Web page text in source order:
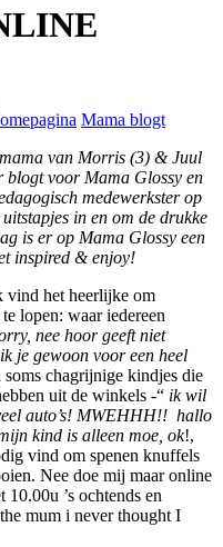
Mama blogt
van Morris (3) & Juul
blogt voor Mama Glossy en
medewerkster op
in en om de drukke
is er op Mama Glossy een
inspired & enjoy!
vind het heerlijke om
lopen: waar iedereen
nee hoor geeft niet
je gewoon voor een heel
chagrijnige kindjes die
uit de winkels -“ ik wil
auto’s! MWEHHH!! hallo
kind is alleen moe, ok!,
vind om spenen knuffels
Nee doe mij maar online
’s ochtends en
mum i never thought I